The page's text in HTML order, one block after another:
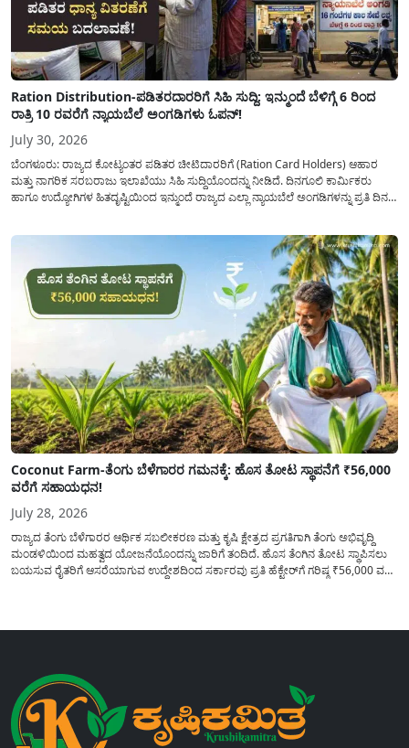
Ration Distribution-ಪಡಿತರದಾರರಿಗೆ ಸಿಹಿ ಸುದ್ದಿ: ಇನ್ಮುಂದೆ ಬೆಳಿಗ್ಗೆ 6 ರಿಂದ
ರಾತ್ರಿ 10 ರವರೆಗೆ ನ್ಯಾಯಬೆಲೆ ಅಂಗಡಿಗಳು ಓಪನ್!
July 30, 2026
ಬೆಂಗಳೂರು: ರಾಜ್ಯದ ಕೋಟ್ಯಂತರ ಪಡಿತರ ಚೀಟಿದಾರರಿಗೆ (Ration Card Holders) ಆಹಾರ
ಮತ್ತು ನಾಗರಿಕ ಸರಬರಾಜು ಇಲಾಖೆಯು ಸಿಹಿ ಸುದ್ದಿಯೊಂದನ್ನು ನೀಡಿದೆ. ದಿನಗೂಲಿ ಕಾರ್ಮಿಕರು
ಹಾಗೂ ಉದ್ಯೋಗಿಗಳ ಹಿತದೃಷ್ಟಿಯಿಂದ ಇನ್ಮುಂದೆ ರಾಜ್ಯದ ಎಲ್ಲಾ ನ್ಯಾಯಬೆಲೆ ಅಂಗಡಿಗಳನ್ನು ಪ್ರತಿ ದಿನ
Coconut Farm-ತೆಂಗು ಬೆಳೆಗಾರರ ಗಮನಕ್ಕೆ: ಹೊಸ ತೋಟ ಸ್ಥಾಪನೆಗೆ ₹56,000
ವರೆಗೆ ಸಹಾಯಧನ!
July 28, 2026
ರಾಜ್ಯದ ತೆಂಗು ಬೆಳೆಗಾರರ ಆರ್ಥಿಕ ಸಬಲೀಕರಣ ಮತ್ತು ಕೃಷಿ ಕ್ಷೇತ್ರದ ಪ್ರಗತಿಗಾಗಿ ತೆಂಗು ಅಭಿವೃದ್ದಿ
ಮಂಡಳಿಯಿಂದ ಮಹತ್ವದ ಯೋಜನೆಯೊಂದನ್ನು ಜಾರಿಗೆ ತಂದಿದೆ. ಹೊಸ ತೆಂಗಿನ ತೋಟ ಸ್ಥಾಪಿಸಲು
ಬಯಸುವ ರೈತರಿಗೆ ಆಸರೆಯಾಗುವ ಉದ್ದೇಶದಿಂದ ಸರ್ಕಾರವು ಪ್ರತಿ ಹೆಕ್ಟೇರ್‌ಗೆ ಗರಿಷ್ಠ ₹56,000 ವರೆಗೆ